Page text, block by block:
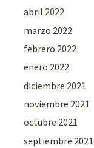
abril 2022
marzo 2022
febrero 2022
enero 2022
diciembre 2021
noviembre 2021
octubre 2021
septiembre 2021